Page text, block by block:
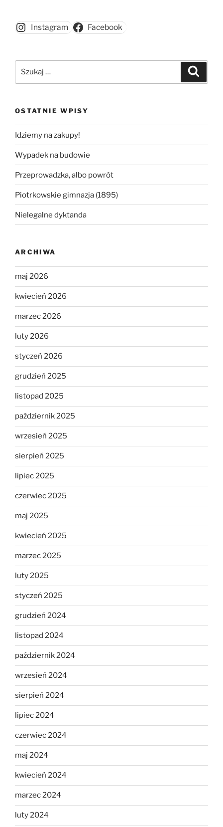
Instagram Facebook
OSTATNIE WPISY
Idziemy na zakupy!
Wypadek na budowie
Przeprowadzka, albo powrót
Piotrkowskie gimnazja (1895)
Nielegalne dyktanda
ARCHIWA
maj 2026
kwiecień 2026
marzec 2026
luty 2026
styczeń 2026
grudzień 2025
listopad 2025
październik 2025
wrzesień 2025
sierpień 2025
lipiec 2025
czerwiec 2025
maj 2025
kwiecień 2025
marzec 2025
luty 2025
styczeń 2025
grudzień 2024
listopad 2024
październik 2024
wrzesień 2024
sierpień 2024
lipiec 2024
czerwiec 2024
maj 2024
kwiecień 2024
marzec 2024
luty 2024